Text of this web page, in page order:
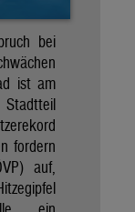
bei
ist am
fordern
auf,